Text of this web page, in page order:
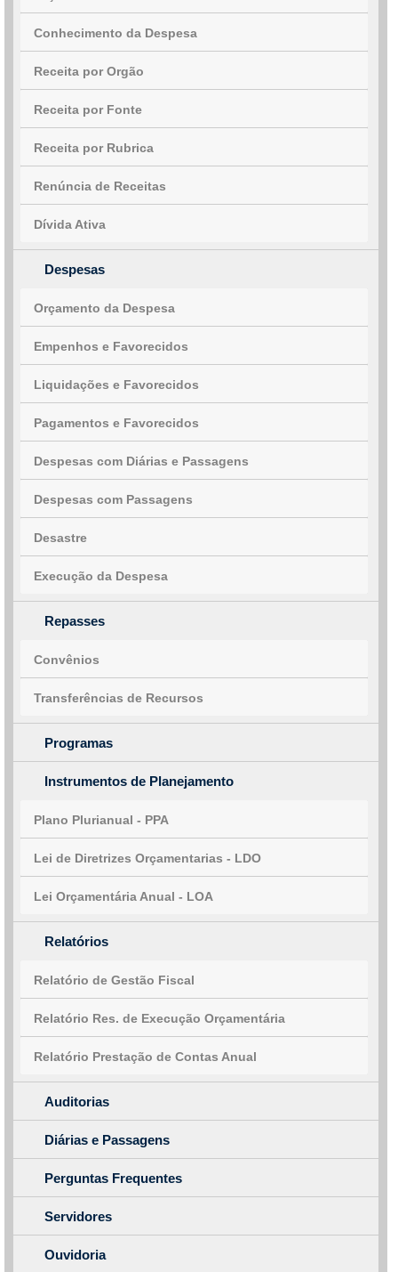
Conhecimento da Despesa
Receita por Orgão
Receita por Fonte
Receita por Rubrica
Renúncia de Receitas
Dívida Ativa
Despesas
Orçamento da Despesa
Empenhos e Favorecidos
Liquidações e Favorecidos
Pagamentos e Favorecidos
Despesas com Diárias e Passagens
Despesas com Passagens
Desastre
Execução da Despesa
Repasses
Convênios
Transferências de Recursos
Programas
Instrumentos de Planejamento
Plano Plurianual - PPA
Lei de Diretrizes Orçamentarias - LDO
Lei Orçamentária Anual - LOA
Relatórios
Relatório de Gestão Fiscal
Relatório Res. de Execução Orçamentária
Relatório Prestação de Contas Anual
Auditorias
Diárias e Passagens
Perguntas Frequentes
Servidores
Ouvidoria